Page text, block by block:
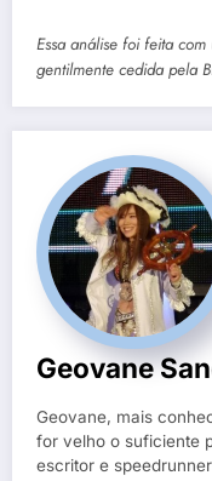
Essa análise foi feita
gentilmente cedida pela
Geovane
Geovane, mais
for velho o suficiente
escritor e